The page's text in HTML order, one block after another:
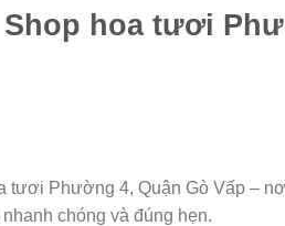
Shop hoa tươi
tươi Phường 4, Quận Gò Vấp –
chóng và đúng hẹn.